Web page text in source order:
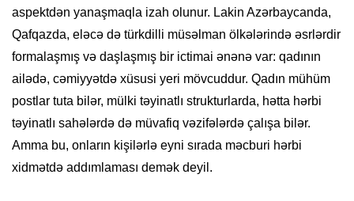
aspektdən yanaşmaqla izah olunur. Lakin Azərbaycanda,
Qafqazda, eləcə də türkdilli müsəlman ölkələrində əsrlərdir
formalaşmış və daşlaşmış bir ictimai ənənə var: qadının
ailədə, cəmiyyətdə xüsusi yeri mövcuddur. Qadın mühüm
postlar tuta bilər, mülki təyinatlı strukturlarda, hətta hərbi
təyinatlı sahələrdə də müvafiq vəzifələrdə çalışa bilər.
Amma bu, onların kişilərlə eyni sırada məcburi hərbi
xidmətdə addımlaması demək deyil.